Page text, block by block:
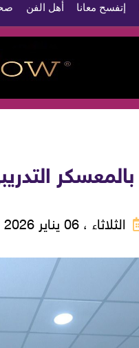
إتفسح معانا أهل الفن
الثلاثاء ، 06 يناير 2026